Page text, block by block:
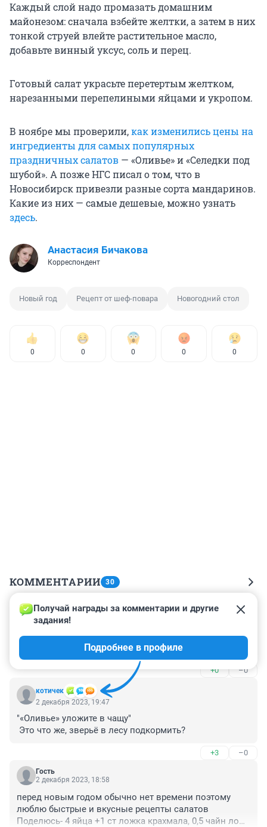
Каждый слой надо промазать домашним
майонезом: сначала взбейте желтки, а затем в них
тонкой струей влейте растительное масло,
добавьте винный уксус, соль и перец.
Готовый салат украсьте перетертым желтком,
нарезанными перепелиными яйцами и укропом.
В ноябре мы проверили,как изменились цены на
ингредиенты для самых популярных
праздничных салатов — «Оливье» и «Селедки под
шубой». А позже НГС писал о том, что в
Новосибирск привезли разные сорта мандаринов.
Какие из них — самые дешевые, можно узнать
здесь.
Анастасия Бичакова
Корреспондент
Новый год Рецепт от шеф-повара Новогодний стол
0 0 0 0 0
КОММЕНТАРИИ 30
Гость
3 декабря 2023, 03:39
Выдавать маленькую курицу за крупную индейку не
хорошо. Блогеру должно быть стыдно.
+0 –0
котичек
Получай награды за комментарии и другие
задания!
Подробнее в профиле
2 декабря 2023, 19:47
"«Оливье» уложите в чащу"
Это что же, зверьё в лесу подкормить?
+3 –0
Гость
2 декабря 2023, 18:58
перед новым годом обычно нет времени поэтому
люблю быстрые и вкусные рецепты салатов
Поделюсь- 4 яйца +1 ст ложка крахмала, 0,5 чайн лож